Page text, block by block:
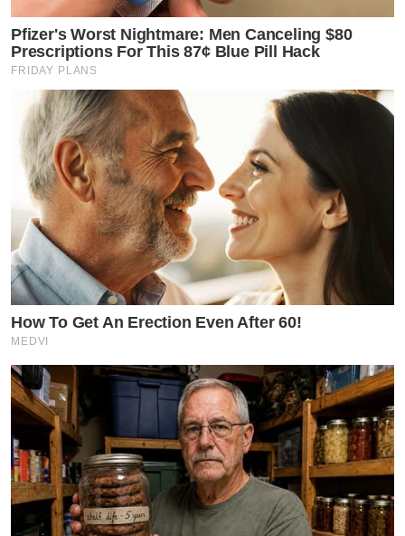
Pfizer's Worst Nightmare: Men Canceling $80
Prescriptions For This 87¢ Blue Pill Hack
FRIDAY PLANS
How To Get An Erection Even After 60!
MEDVI